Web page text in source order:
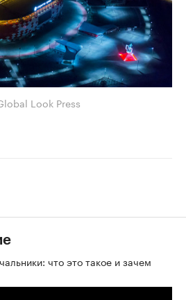
Look Press
что это такое и зачем